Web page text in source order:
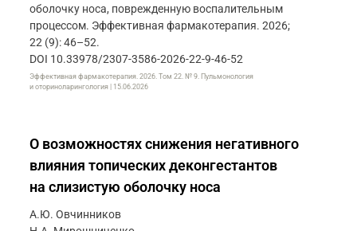
оболочку носа, поврежденную воспалительным
процессом. Эффективная фармакотерапия. 2026;
22 (9): 46–52.
DOI 10.33978/2307-3586-2026-22-9-46-52
Эффективная фармакотерапия. 2026. Том 22. № 9. Пульмонология
и оториноларингология | 15.06.2026
О возможностях снижения негативного
влияния топических деконгестантов
на слизистую оболочку носа
А.Ю. Овчинников